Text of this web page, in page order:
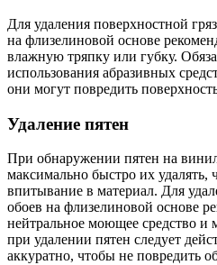
Для удаления поверхностной
на флизелиновой основе
влажную тряпку или губку.
использования абразивных
они могут повредить
Удаление пятен
При обнаружении пятен на
максимально быстро их удалять,
впитывание в материал. Для
обоев на флизелиновой основе
нейтральное моющее средство и
при удалении пятен следует
аккуратно, чтобы не повредить